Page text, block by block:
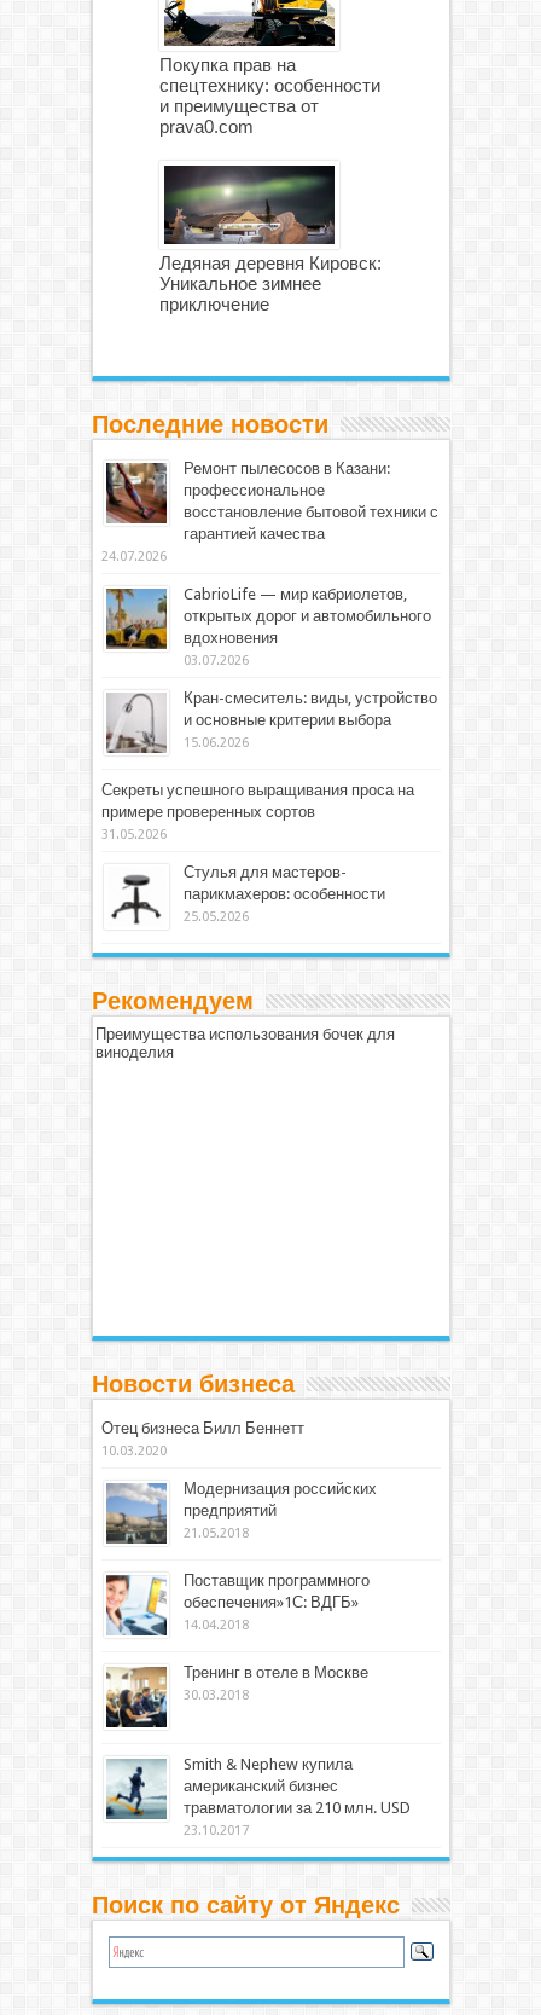
Покупка прав на
спецтехнику: особенности
и преимущества от
prava0.com
Ледяная деревня Кировск:
Уникальное зимнее
приключение
Последние новости
Ремонт пылесосов в Казани:
профессиональное
восстановление бытовой техники с
гарантией качества
24.07.2026
CabrioLife — мир кабриолетов,
открытых дорог и автомобильного
вдохновения
03.07.2026
Кран-смеситель: виды, устройство
и основные критерии выбора
15.06.2026
Секреты успешного выращивания проса на
примере проверенных сортов
31.05.2026
Стулья для мастеров-
парикмахеров: особенности
25.05.2026
Рекомендуем
Преимущества использования бочек для
виноделия
Новости бизнеса
Отец бизнеса Билл Беннетт
10.03.2020
Модернизация российских
предприятий
21.05.2018
Поставщик программного
обеспечения»1С: ВДГБ»
14.04.2018
Тренинг в отеле в Москве
30.03.2018
Smith & Nephew купила
американский бизнес
травматологии за 210 млн. USD
23.10.2017
Поиск по сайту от Яндекс